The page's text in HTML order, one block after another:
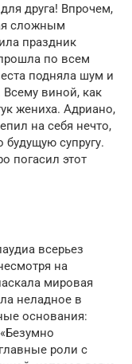
друга! Впрочем,
сложным
праздник
по всем
подняла шум и
Всему виной, как
жениха. Адриано,
на себя нечто,
супругу.
погасил этот
всерьез
на
мировая
неладное в
основания:
роли с